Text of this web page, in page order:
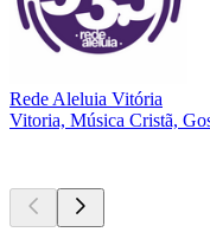
Rede Aleluia Vitória
Vitoria, Música Cristã,